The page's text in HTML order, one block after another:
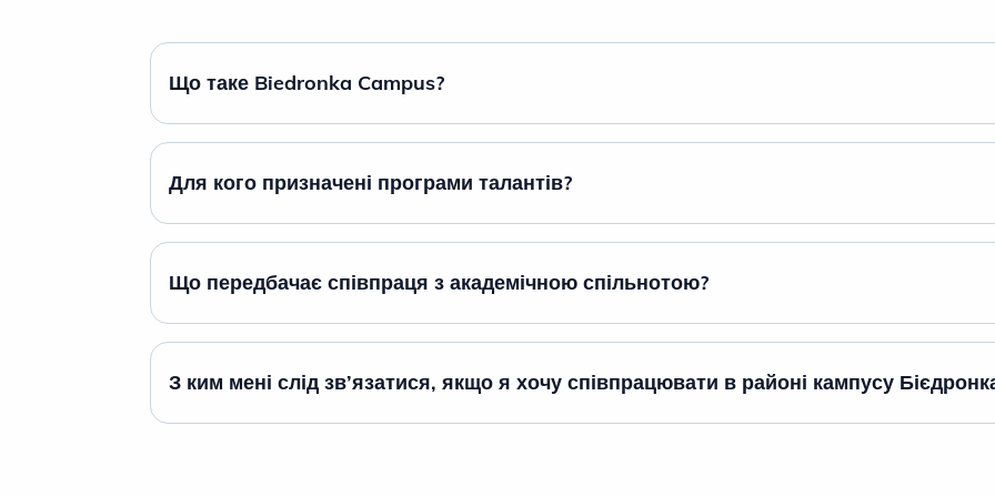
практику Owocne Wakacje, літню
роботу в магазинах на туристичних
курортах, програму IT-стажування IT
start або фінансову академію.
Що таке Biedronka Campus?
Для кого призначені програми талантів?
Що передбачає співпраця з академічною спільнотою?
З ким мені слід зв’язатися, якщо я хочу співпрацювати в районі кампусу